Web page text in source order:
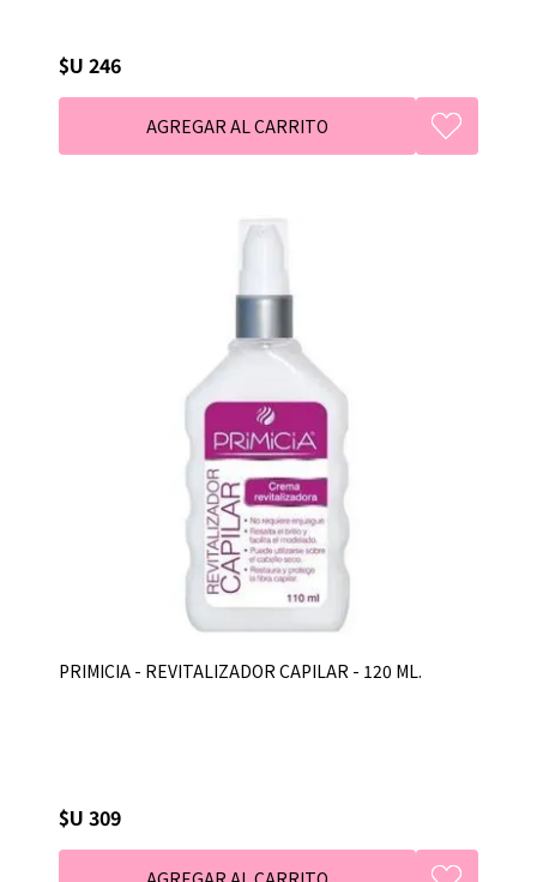
$U 246
PRIMICIA - REVITALIZADOR CAPILAR - 120 ML.
$U 309